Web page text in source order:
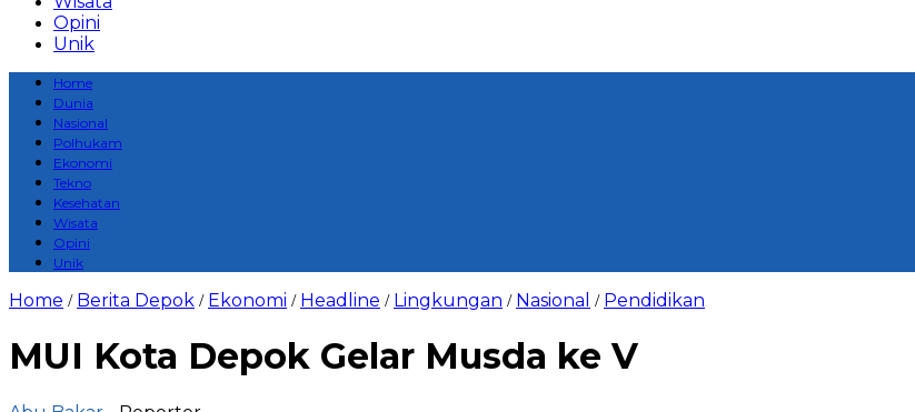
Opini
Unik
Home
Dunia
Nasional
Polhukam
Ekonomi
Tekno
Kesehatan
Wisata
Opini
Unik
Home / Berita Depok / Ekonomi / Headline / Lingkungan / Nasional / Pendidikan
MUI Kota Depok Gelar Musda ke V